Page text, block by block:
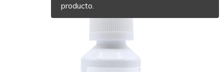
producto.